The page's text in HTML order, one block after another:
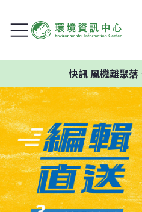
快訊風機離聚落、